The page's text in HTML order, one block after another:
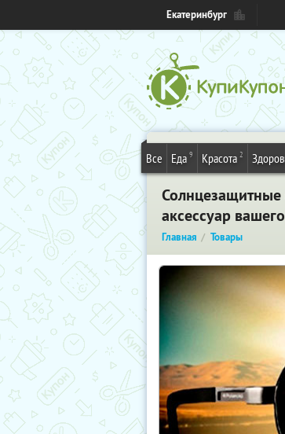
Екатеринбург
Все Еда 9 Красота 2
Солнцезащитные
аксессуар
Главная Товары